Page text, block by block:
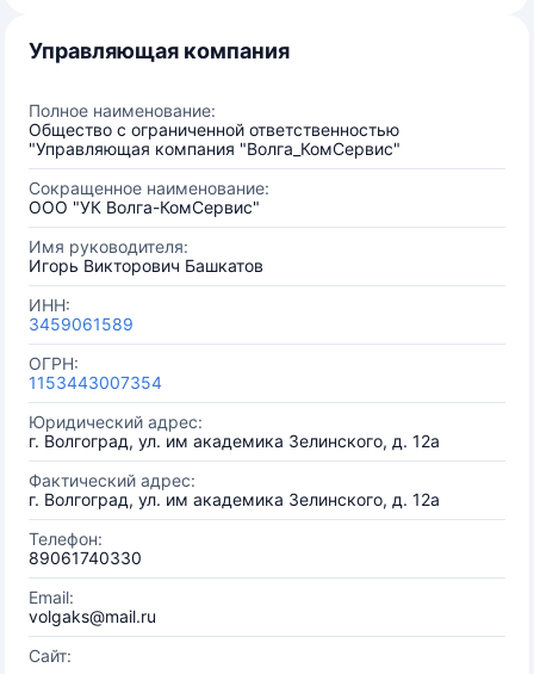
Управляющая компания
Полное наименование:
Общество с ограниченной ответственностью
"Управляющая компания "Волга_КомСервис"
Сокращенное наименование:
ООО "УК Волга-КомСервис"
Имя руководителя:
Игорь Викторович Башкатов
ИНН:
3459061589
ОГРН:
1153443007354
Юридический адрес:
г. Волгоград, ул. им академика Зелинского, д. 12а
Фактический адрес:
г. Волгоград, ул. им академика Зелинского, д. 12а
Телефон:
89061740330
Email:
volgaks@mail.ru
Сайт: